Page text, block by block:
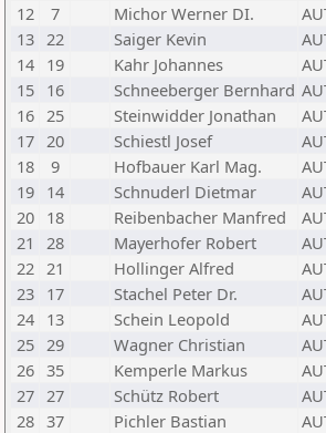
12
7 Michor Werner DI.
13 22 Saiger Kevin
14 19 Kahr Johannes
15 16 Schneeberger Bernhard
16 25 Steinwidder Jonathan
17 20 Schiestl Josef
18
9 Hofbauer Karl Mag.
19 14 Schnuderl Dietmar
20 18 Reibenbacher Manfred
21
28 Mayerhofer Robert
22 21 Hollinger Alfred
23 17 Stachel Peter Dr.
24 13 Schein Leopold
25 29 Wagner Christian
26 35 Kemperle Markus
27 27 Schütz Robert
28 37 Pichler Bastian